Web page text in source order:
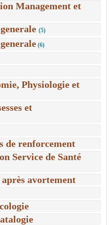
Management et
(5)
(6)
Physiologie et
et
de renforcement
Service de Santé
avortement